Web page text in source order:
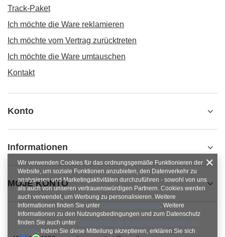
Track-Paket
Ich möchte die Ware reklamieren
Ich möchte vom Vertrag zurücktreten
Ich möchte die Ware umtauschen
Kontakt
Konto
Informationen
MOJE KONTO
Wir verwenden Cookies für das ordnungsgemäße Funktionieren der
Website, um soziale Funktionen anzubieten, den Datenverkehr zu
analysieren und Marketingaktivitäten durchzuführen - sowohl von uns
als auch von unseren vertrauenswürdigen Partnern. Cookies werden
auch verwendet, um Werbung zu personalisieren. Weitere
Informationen finden Sie unter Datenschutzhinweise. Weitere
Informationen zu den Nutzungsbedingungen und zum Datenschutz
finden Sie auch unter Datenschutz und Nutzungsbedingungen von
Google. Indem Sie diese Mitteilung akzeptieren, erklären Sie sich